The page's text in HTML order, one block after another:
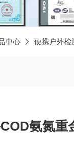
中心 便携户外检
氨氮重